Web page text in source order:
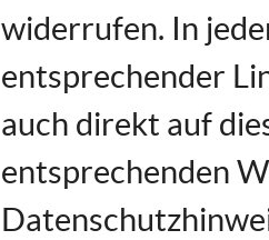
widerrufen. In
entsprechender
auch direkt auf
entsprechenden